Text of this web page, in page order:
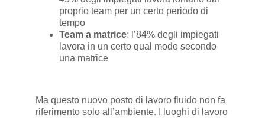
proprio team per un certo periodo di
tempo
Team a matrice: l’84% degli impiegati
lavora in un certo qual modo secondo
una matrice
Ma questo nuovo posto di lavoro fluido non fa
riferimento solo all’ambiente. I luoghi di lavoro